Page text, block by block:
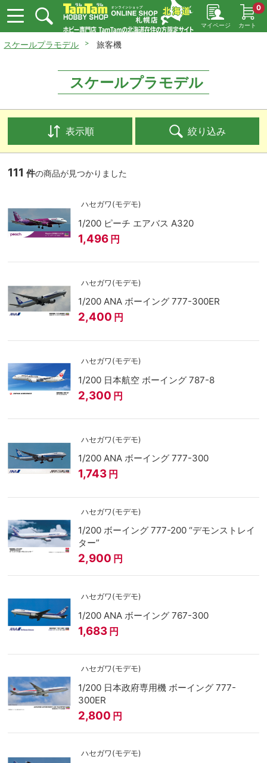
マイページ カート
0
スケールプラモデル 旅客機
スケールプラモデル
表示順 絞り込み
111 件の商品が見つかりました
ハセガワ(モデモ)
1/200 ピーチ エアバス A320
1,496 円
ハセガワ(モデモ)
1/200 ANA ボーイング 777-300ER
2,400 円
ハセガワ(モデモ)
1/200 日本航空 ボーイング 787-8
2,300 円
ハセガワ(モデモ)
1/200 ANA ボーイング 777-300
1,743 円
ハセガワ(モデモ)
1/200 ボーイング 777-200 “デモンストレイ
ター”
2,900 円
ハセガワ(モデモ)
1/200 ANA ボーイング 767-300
1,683 円
ハセガワ(モデモ)
1/200 日本政府専用機 ボーイング 777-
300ER
2,800 円
ハセガワ(モデモ)